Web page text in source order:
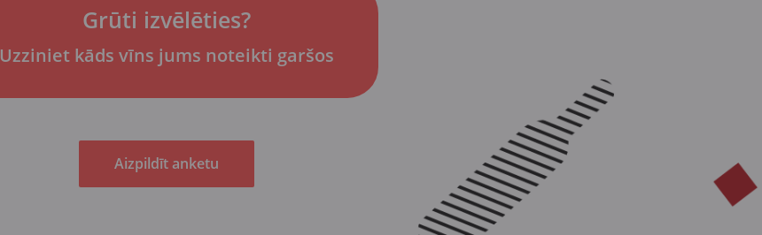
Grūti izvēlēties?
Uzziniet kāds vīns jums noteikti garšos
Aizpildīt anketu